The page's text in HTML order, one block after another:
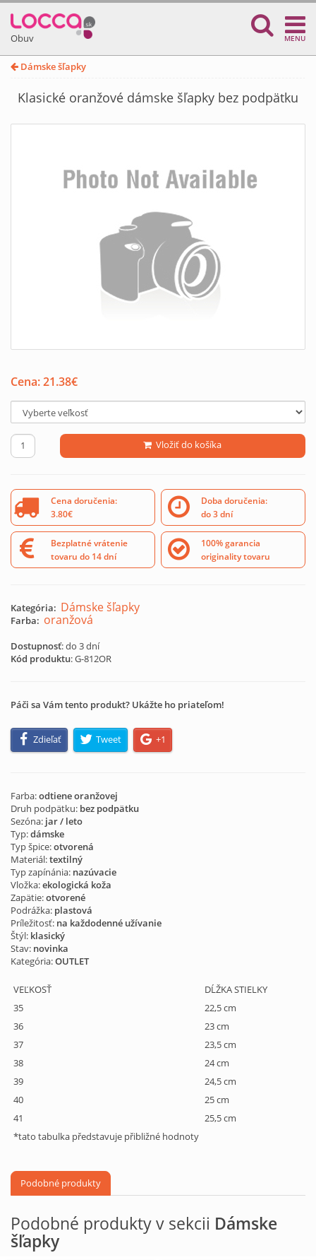
Obuv MENU
Dámske šľapky
Klasické oranžové dámske šľapky bez podpätku
Cena:21.38€
Vložiť do košíka
Cena doručenia:
3.80€
Doba doručenia:
do 3 dní
Bezplatné vrátenie
tovaru do 14 dní
100% garancia
originality tovaru
Kategória: Dámske šľapky
Farba: oranžová
Dostupnosť: do 3 dní
Kód produktu:G-812OR
Páči sa Vám tento produkt? Ukážte ho priateľom!
Zdieľať Tweet +1
Farba:odtiene oranžovej
Druh podpätku: bez podpätku
Sezóna: jar / leto
Typ:dámske
Typ špice:otvorená
Materiál:textilný
Typ zapínánia: nazúvacie
Vložka:ekologická koža
Zapätie:otvorené
Podrážka: plastová
Príležitosť: na každodenné užívanie
Štýl: klasický
Stav: novinka
Kategória:OUTLET
VEĽKOSŤ
DĹŽKA STIELKY
35
22,5 cm
36
23 cm
37
23,5 cm
38
24 cm
39
24,5 cm
40
25 cm
41
25,5 cm
*tato tabulka představuje přibližné hodnoty
Podobné produkty
Podobné produkty v sekcii Dámske
šľapky